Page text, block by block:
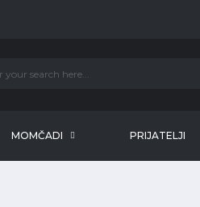
MOMČADI PRIJATELJI